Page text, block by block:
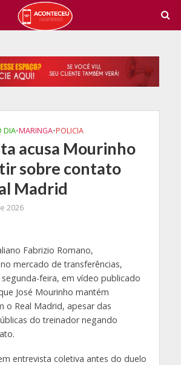
DIA•MARINGA•POLICIA
acusa Mourinho
sobre contato
Madrid
2026
Fabrizio Romano,
mercado de transferências,
feira, em vídeo publicado
José Mourinho mantém
o Real Madrid, apesar das
do treinador negando
entrevista coletiva antes do duelo